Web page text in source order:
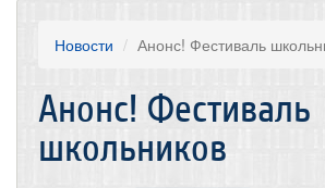
Новости Анонс! Фестиваль
Анонс! Фестиваль
школьников